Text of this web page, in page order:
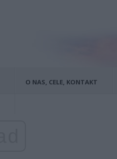
O NAS, CELE, KONTAKT